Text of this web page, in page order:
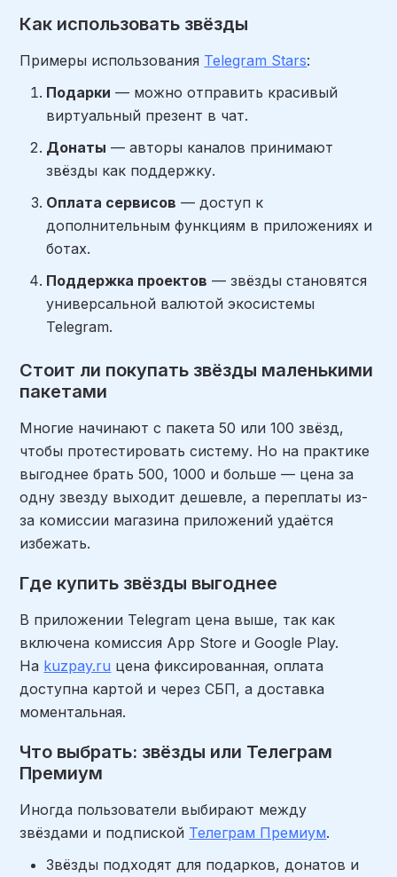
Как использовать звёзды
Примеры использования Telegram Stars:
Подарки — можно отправить красивый
виртуальный презент в чат.
Донаты — авторы каналов принимают
звёзды как поддержку.
Оплата сервисов — доступ к
дополнительным функциям в приложениях и
ботах.
Поддержка проектов — звёзды становятся
универсальной валютой экосистемы
Telegram.
Стоит ли покупать звёзды маленькими
пакетами
Многие начинают с пакета 50 или 100 звёзд,
чтобы протестировать систему. Но на практике
выгоднее брать 500, 1000 и больше — цена за
одну звезду выходит дешевле, а переплаты из-
за комиссии магазина приложений удаётся
избежать.
Где купить звёзды выгоднее
В приложении Telegram цена выше, так как
включена комиссия App Store и Google Play.
На kuzpay.ru цена фиксированная, оплата
доступна картой и через СБП, а доставка
моментальная.
Что выбрать: звёзды или Телеграм
Премиум
Иногда пользователи выбирают между
звёздами и подпиской Телеграм Премиум.
Звёзды подходят для подарков, донатов и